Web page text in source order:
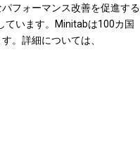
フォーマンス改善を促進する
ています。Minitabは100カ国
。詳細については、